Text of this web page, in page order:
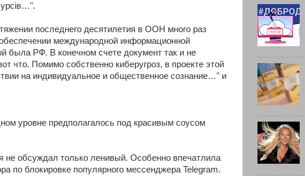
последнего десятилетия в ООН много раз
международной информационной
была РФ. В конечном счете документ так и не
что. Помимо собственно киберугроз, в проекте этой
на индивидуальное и общественное сознание…" и
уровне предполагалось под красивым соусом
не обсуждал только ленивый. Особенно впечатлила
по блокировке популярного мессенджера Telegram.